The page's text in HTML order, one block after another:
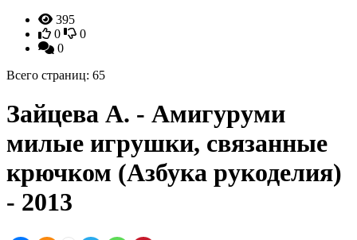
395
0
0
0
Всего страниц: 65
Зайцева А. - Амигуруми
милые игрушки, связанные
крючком (Азбука рукоделия)
- 2013